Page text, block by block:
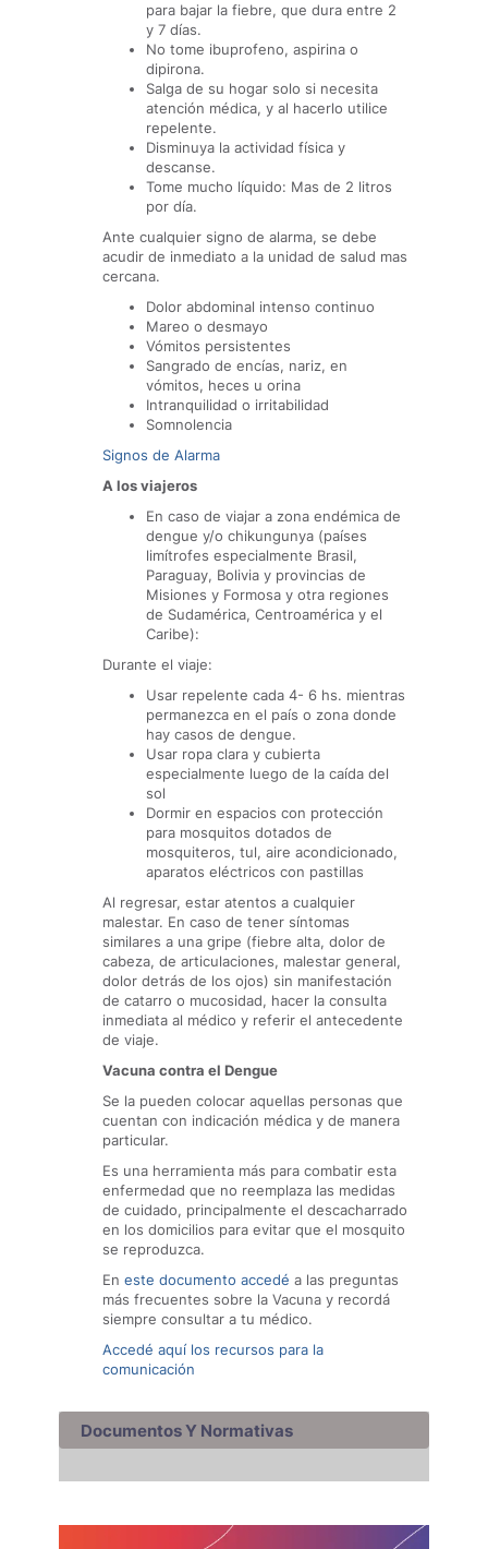
para bajar la fiebre, que dura entre 2
y 7 días.
No tome ibuprofeno, aspirina o
dipirona.
Salga de su hogar solo si necesita
atención médica, y al hacerlo utilice
repelente.
Disminuya la actividad física y
descanse.
Tome mucho líquido: Mas de 2 litros
por día.
Ante cualquier signo de alarma, se debe
acudir de inmediato a la unidad de salud mas
cercana.
Dolor abdominal intenso continuo
Mareo o desmayo
Vómitos persistentes
Sangrado de encías, nariz, en
vómitos, heces u orina
Intranquilidad o irritabilidad
Somnolencia
Signos de Alarma
A los viajeros
En caso de viajar a zona endémica de
dengue y/o chikungunya (países
limítrofes especialmente Brasil,
Paraguay, Bolivia y provincias de
Misiones y Formosa y otra regiones
de Sudamérica, Centroamérica y el
Caribe):
Durante el viaje:
Usar repelente cada 4- 6 hs. mientras
permanezca en el país o zona donde
hay casos de dengue.
Usar ropa clara y cubierta
especialmente luego de la caída del
sol
Dormir en espacios con protección
para mosquitos dotados de
mosquiteros, tul, aire acondicionado,
aparatos eléctricos con pastillas
Al regresar, estar atentos a cualquier
malestar. En caso de tener síntomas
similares a una gripe (fiebre alta, dolor de
cabeza, de articulaciones, malestar general,
dolor detrás de los ojos) sin manifestación
de catarro o mucosidad, hacer la consulta
inmediata al médico y referir el antecedente
de viaje.
Vacuna contra el Dengue
Se la pueden colocar aquellas personas que
cuentan con indicación médica y de manera
particular.
Es una herramienta más para combatir esta
enfermedad que no reemplaza las medidas
de cuidado, principalmente el descacharrado
en los domicilios para evitar que el mosquito
se reproduzca.
En este documento accedé a las preguntas
más frecuentes sobre la Vacuna y recordá
siempre consultar a tu médico.
Accedé aquí los recursos para la
comunicación
Documentos Y Normativas